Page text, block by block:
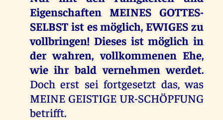
Eigenschaften MEINES GOTTES-
SELBST ist es möglich, EWIGES zu
vollbringen! Dieses ist möglich in
der wahren, vollkommenen Ehe,
wie ihr bald vernehmen werdet.
Doch erst sei fortgesetzt das, was
MEINE GEISTIGE UR-SCHÖPFUNG
betrifft.